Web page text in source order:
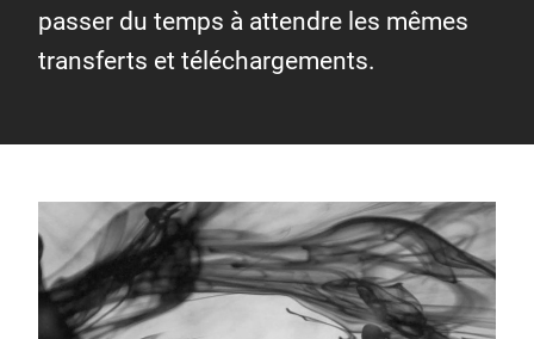
passer du temps à attendre les mêmes
transferts et téléchargements.